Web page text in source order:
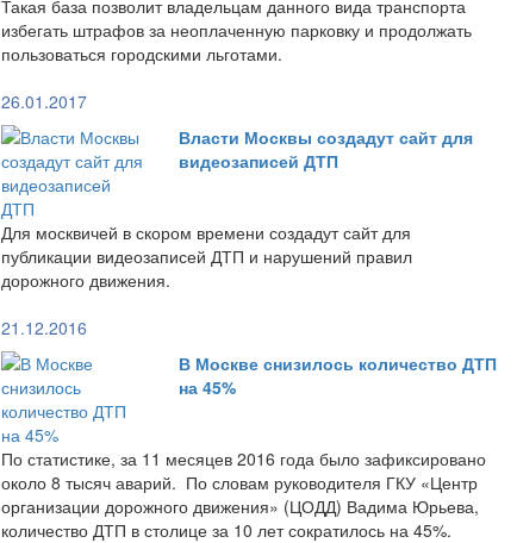
Такая база позволит владельцам данного вида транспорта
избегать штрафов за неоплаченную парковку и продолжать
пользоваться городскими льготами.
26.01.2017
Власти Москвы создадут сайт для
видеозаписей ДТП
Для москвичей в скором времени создадут сайт для
публикации видеозаписей ДТП и нарушений правил
дорожного движения.
21.12.2016
В Москве снизилось количество ДТП
на 45%
По статистике, за 11 месяцев 2016 года было зафиксировано
около 8 тысяч аварий. По словам руководителя ГКУ «Центр
организации дорожного движения» (ЦОДД) Вадима Юрьева,
количество ДТП в столице за 10 лет сократилось на 45%.